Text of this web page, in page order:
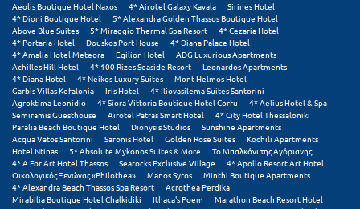
Ξ
Ξυλόκαστρο
Ο
Ορεινή Αρκαδία
Ορεινή Ναυπακτία
Aeolis Boutique Hotel Naxos
4* Airotel Galaxy Kavala
Sirines Hotel
4* Dioni Boutique Hotel
5* Alexandra Golden Thassos Boutique Hotel
Above Blue Suites
5* Miraggio Thermal Spa Resort
4* Cezaria Hotel
4* Portaria Hotel
Douskos Port House
4* Diana Palace Hotel
4* Amalia Hotel Meteora
Egilion Hotel
ADG Luxurious Apartments
Achilles Hill Hotel
4* 100 Rizes Seaside Resort
Leonardos Apartments
4* Diana Hotel
4* Neikos Luxury Suites
Mont Helmos Hotel
Garbis Villas Kefalonia
Iris Hotel
4* Iliovasilema Suites Santorini
Agroktima Leonidio
4* Siora Vittoria Boutique Hotel Corfu
4* Aelius Hotel & Spa
Semiramis Guesthouse
Airotel Patras Smart Hotel
4* City Hotel Thessaloniki
Paralia Beach Boutique Hotel
Dionysis Studios
Sunshine Apartments
Acqua Vatos Santorini
Saronis Hotel Golden Rose Suites
Kochili Apartments
Hotel Ntinas
5* Absolute Mykonos Suites & More
Το Μπαλκόνι της Αγόριανης
4* A For Art Hotel Thassos
Searocks Exclusive Village
4* Apollo Resort Art Hotel
Οικολογικός Ξενώνας «Philothea»
Manos Syros
Minthi Boutique Apartments
4* Alexandra Beach Thassos Spa Resort
Acrothea Perdika
Mirabilia Boutique Hotel Chalkidiki
Ithaca's Poem
Marathon Beach Resort Hotel